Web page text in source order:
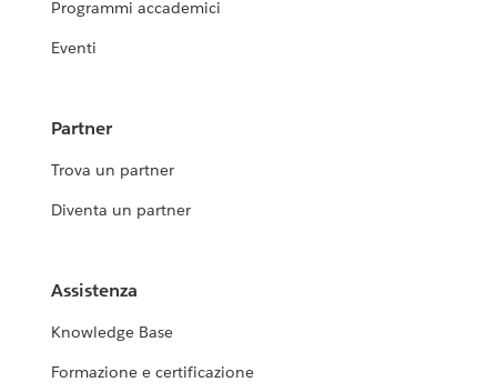
Programmi accademici
Eventi
Partner
Trova un partner
Diventa un partner
Assistenza
Knowledge Base
Formazione e certificazione